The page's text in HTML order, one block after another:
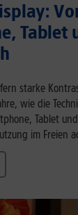
Tablet
starke
wie die
Tablet
im Freien